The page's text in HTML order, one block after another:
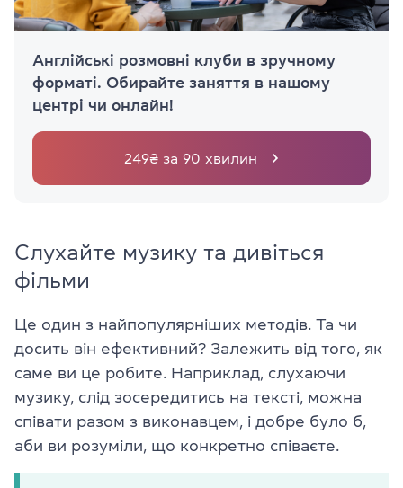
Англійські розмовні клуби в зручному
форматі. Обирайте заняття в нашому
центрі чи онлайн!
249₴ за 90 хвилин
Слухайте музику та дивіться
фільми
Це один з найпопулярніших методів. Та чи
досить він ефективний? Залежить від того, як
саме ви це робите. Наприклад, слухаючи
музику, слід зосередитись на тексті, можна
співати разом з виконавцем, і добре було б,
аби ви розуміли, що конкретно співаєте.